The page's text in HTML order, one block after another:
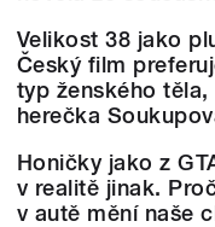
Velikost 38 jako
Český film
typ ženského těla,
herečka
Honičky jako z
v realitě jinak.
v autě mění naše